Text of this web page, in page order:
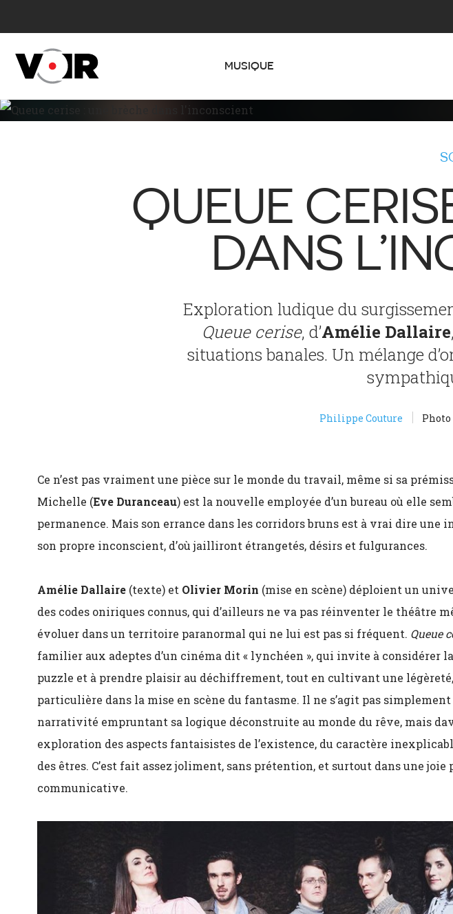
MUSIQUE
QUEUE
DANS
Exploration ludique du
Queue cerise, d’Amélie Dallaire
situations banales. Un mélange
Philippe Couture Photo
Ce n’est pas vraiment une pièce sur le monde du travail, même si sa
Michelle (Eve Duranceau) est la nouvelle employée d’un bureau où elle
permanence. Mais son errance dans les corridors bruns est à vrai dire une
son propre inconscient, d’où jailliront étrangetés, désirs et fulgurances.
Amélie Dallaire(texte) et Olivier Morin (mise en scène) déploient un
des codes oniriques connus, qui d’ailleurs ne va pas réinventer le théâtre
évoluer dans un territoire paranormal qui ne lui est pas si fréquent. Queue
familier aux adeptes d’un cinéma dit « lynchéen », qui invite à considérer
puzzle et à prendre plaisir au déchiffrement, tout en cultivant une
particulière dans la mise en scène du fantasme. Il ne s’agit pas simplement
narrativité empruntant sa logique déconstruite au monde du rêve, mais
exploration des aspects fantaisistes de l’existence, du caractère
des êtres. C’est fait assez joliment, sans prétention, et surtout dans une joie
communicative.